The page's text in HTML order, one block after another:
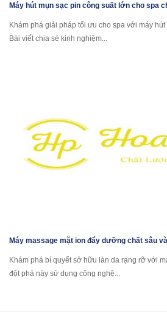
Máy hút mụn sạc pin công suất lớn cho spa
Khám phá giải pháp tối ưu cho spa với máy hút
Bài viết chia sẻ kinh nghiệm...
Máy massage mặt ion đẩy dưỡng chất sâu
Khám phá bí quyết sở hữu làn da rạng rỡ với
đột phá này sử dụng công nghệ...